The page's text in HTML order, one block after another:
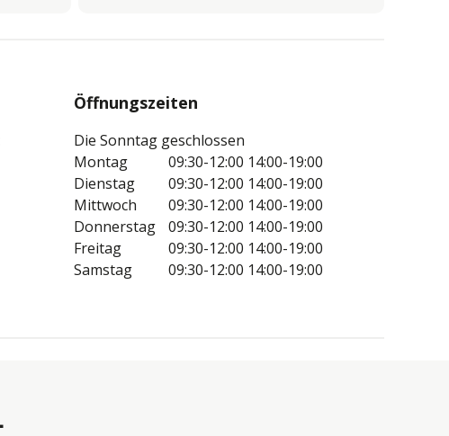
Öffnungszeiten
Die Sonntag geschlossen
Montag
09:30-12:00 14:00-19:00
Dienstag
09:30-12:00 14:00-19:00
Mittwoch
09:30-12:00 14:00-19:00
Donnerstag
09:30-12:00 14:00-19:00
Freitag
09:30-12:00 14:00-19:00
Samstag
09:30-12:00 14:00-19:00